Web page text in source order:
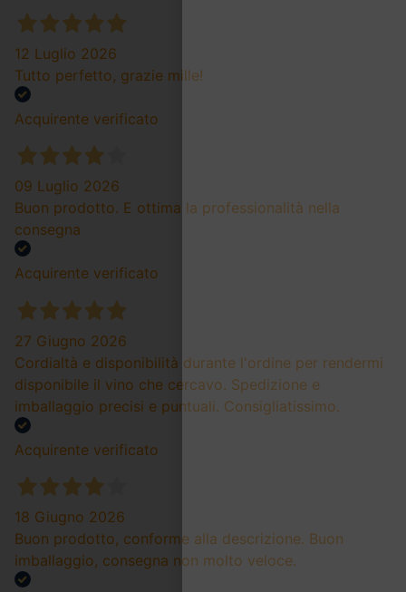
12 Luglio 2026
Tutto perfetto, grazie mille!
Acquirente verificato
09 Luglio 2026
Buon prodotto. E ottima la professionalità nella
consegna
Acquirente verificato
27 Giugno 2026
Cordialtà e disponibilità durante l'ordine per rendermi
disponibile il vino che cercavo. Spedizione e
imballaggio precisi e puntuali. Consigliatissimo.
Acquirente verificato
18 Giugno 2026
Buon prodotto, conforme alla descrizione. Buon
imballaggio, consegna non molto veloce.